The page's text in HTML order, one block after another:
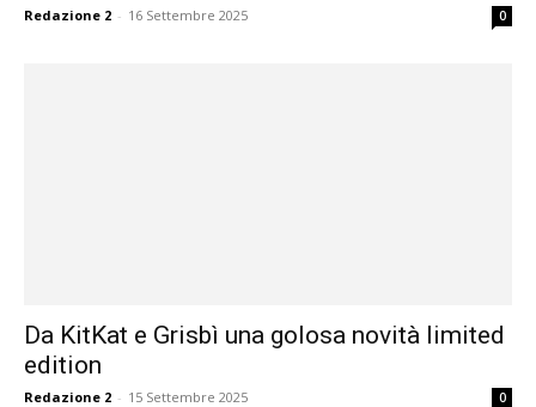
Redazione 2 - 16 Settembre 2025 0
Da KitKat e Grisbì una golosa novità limited
edition
Redazione 2 - 15 Settembre 2025 0